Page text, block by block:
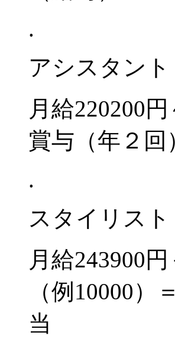
.
アシスタント
月給220200
賞与（年２回
.
スタイリスト
月給243900
（例10000
当